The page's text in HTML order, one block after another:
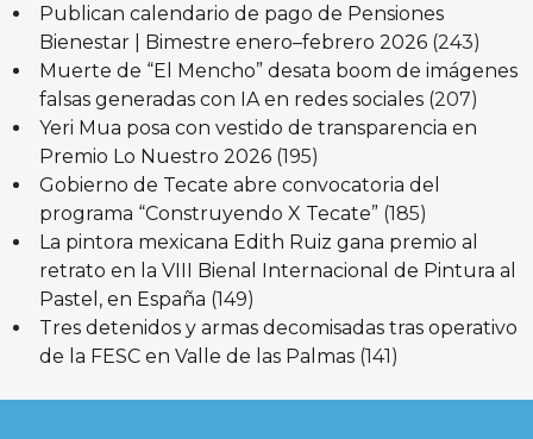
Publican calendario de pago de Pensiones
Bienestar | Bimestre enero–febrero 2026 (243)
Muerte de “El Mencho” desata boom de imágenes
falsas generadas con IA en redes sociales (207)
Yeri Mua posa con vestido de transparencia en
Premio Lo Nuestro 2026 (195)
Gobierno de Tecate abre convocatoria del
programa “Construyendo X Tecate” (185)
La pintora mexicana Edith Ruiz gana premio al
retrato en la VIII Bienal Internacional de Pintura al
Pastel, en España (149)
Tres detenidos y armas decomisadas tras operativo
de la FESC en Valle de las Palmas (141)